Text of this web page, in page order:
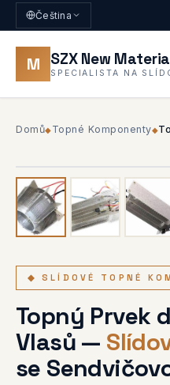
Čeština
M SZX New
SPECIALISTA NA
Domů◆Topné Komponenty◆
◆ SLÍDOVÉ TOPNÉ
Topný Prvek
Vlasů —
se